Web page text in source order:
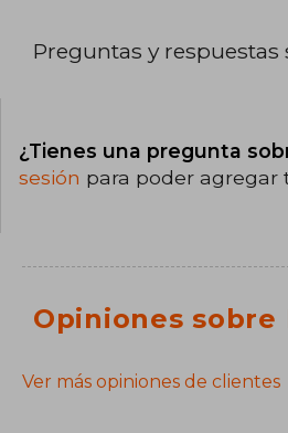
Preguntas y respuestas
¿Tienes una pregunta
sesión para poder agregar
Opiniones sobre
Ver más opiniones de clientes